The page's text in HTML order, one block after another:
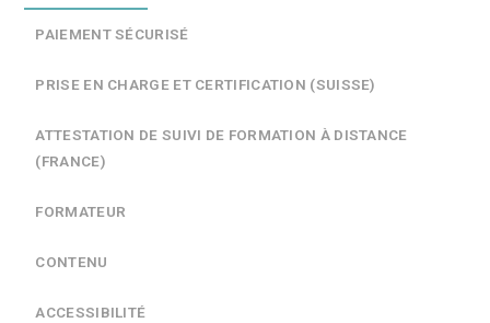
PAIEMENT SÉCURISÉ
PRISE EN CHARGE ET CERTIFICATION (SUISSE)
ATTESTATION DE SUIVI DE FORMATION À DISTANCE
(FRANCE)
FORMATEUR
CONTENU
ACCESSIBILITÉ